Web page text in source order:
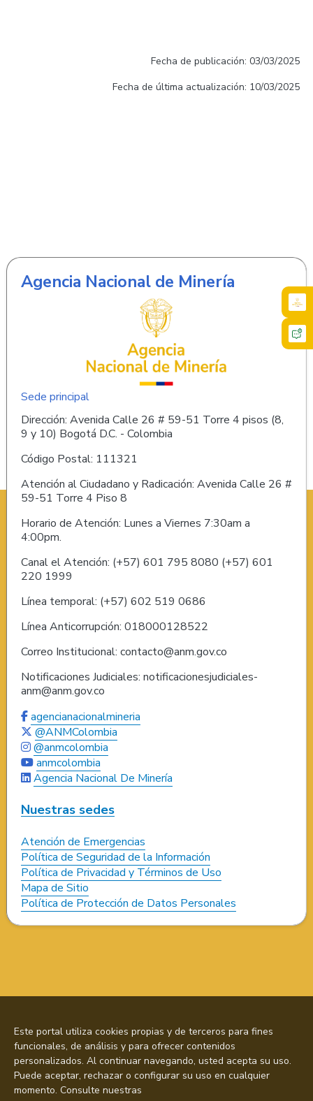
Fecha de publicación: 03/03/2025
Fecha de última actualización: 10/03/2025
Agencia Nacional de Minería
Sede principal
Dirección: Avenida Calle 26 # 59-51 Torre 4 pisos (8,
9 y 10) Bogotá D.C. - Colombia
Código Postal: 111321
Atención al Ciudadano y Radicación: Avenida Calle 26 #
59-51 Torre 4 Piso 8
Horario de Atención: Lunes a Viernes 7:30am a
4:00pm.
Canal el Atención: (+57) 601 795 8080 (+57) 601
220 1999
Línea temporal: (+57) 602 519 0686
Línea Anticorrupción: 018000128522
Correo Institucional: contacto@anm.gov.co
Notificaciones Judiciales: notificacionesjudiciales-
anm@anm.gov.co
agencianacionalmineria
@ANMColombia
@anmcolombia
anmcolombia
Agencia Nacional De Minería
Nuestras sedes
Atención de Emergencias
Política de Seguridad de la Información
Política de Privacidad y Términos de Uso
Mapa de Sitio
Política de Protección de Datos Personales
Este portal utiliza cookies propias y de terceros para fines
funcionales, de análisis y para ofrecer contenidos
personalizados. Al continuar navegando, usted acepta su uso.
Puede aceptar, rechazar o configurar su uso en cualquier
momento. Consulte nuestras